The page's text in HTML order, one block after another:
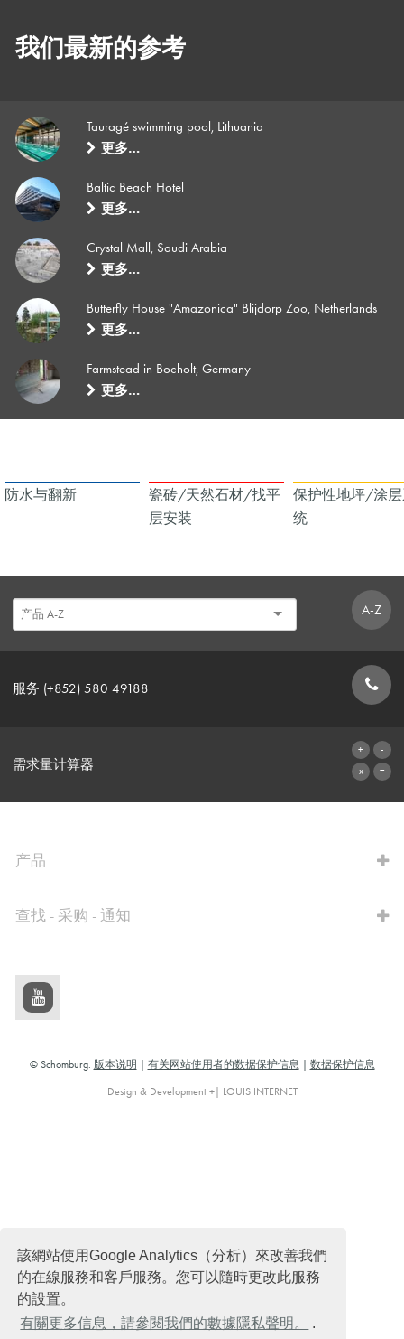
該網站使用Google Analytics（分析）來改善我們
的在線服務和客戶服務。您可以隨時更改此服務
的設置。
有關更多信息，請參閱我們的數據隱私聲明。
.
我们最新的参考
Tauragé swimming pool, Lithuania
更多…
Baltic Beach Hotel
更多…
Crystal Mall, Saudi Arabia
更多…
Butterfly House "Amazonica" Blijdorp Zoo, Netherlands
更多…
Farmstead in Bocholt, Germany
更多…
防水与翻新
瓷砖/天然石材/找平
层安装
保护性地坪/涂
统
A-Z
服务 (+852) 580 49188
需求量计算器
产品
查找 - 采购 - 通知
© Schomburg. 版本说明 | 有关网站使用者的数据保护信息 | 数据保护信息
Design & Development +| LOUIS INTERNET